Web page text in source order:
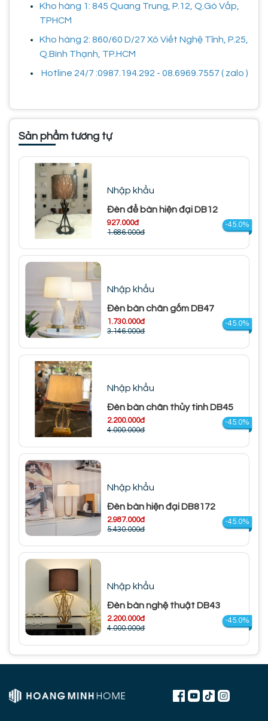
Kho hàng 1: 845 Quang Trung, P.12, Q.Gò Vấp,
TPHCM
Kho hàng 2: 860/60 D/27 Xô Viết Nghệ Tĩnh, P.25,
Q.Bình Thạnh, TP.HCM
Hotline 24/7 :0987.194.292 - 08.6969.7557 ( zalo )
Sản phẩm tương tự
Nhập khẩu
Đèn để bàn hiện đại DB12
927.000đ
1.686.000đ
-45.0%
Nhập khẩu
Đèn bàn chân gốm DB47
1.730.000đ
3.146.000đ
-45.0%
Nhập khẩu
Đèn bàn chân thủy tinh DB45
2.200.000đ
4.000.000đ
-45.0%
Nhập khẩu
Đèn bàn hiện đại DB8172
2.987.000đ
5.430.000đ
-45.0%
Nhập khẩu
Đèn bàn nghệ thuật DB43
2.200.000đ
4.000.000đ
-45.0%